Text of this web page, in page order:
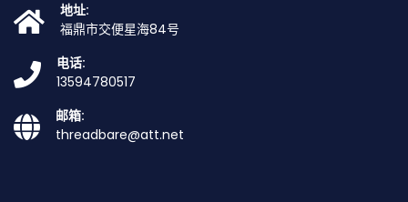
地址:
福鼎市交便星海84号
电话:
13594780517
邮箱:
threadbare@att.net